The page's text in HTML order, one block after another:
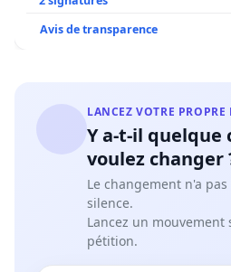
Avis de transparence
LANCEZ VOTRE
Y a-t-il quelque
voulez changer
Le changement n'a
silence.
Lancez un
pétition.